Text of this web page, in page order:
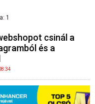
1
csinál a
és a